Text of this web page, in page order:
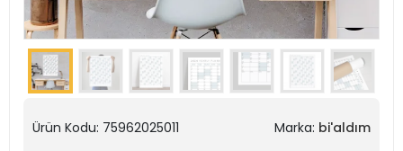
Ürün Kodu: 75962025011 Marka: bi'aldım